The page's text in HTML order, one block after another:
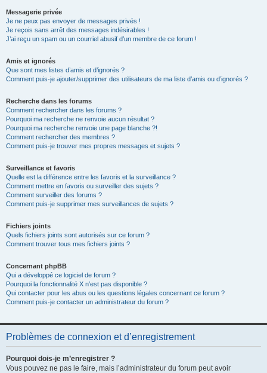
Messagerie privée
Je ne peux pas envoyer de messages privés !
Je reçois sans arrêt des messages indésirables !
J’ai reçu un spam ou un courriel abusif d’un membre de ce forum !
Amis et ignorés
Que sont mes listes d’amis et d’ignorés ?
Comment puis-je ajouter/supprimer des utilisateurs de ma liste d’amis ou d’ignorés ?
Recherche dans les forums
Comment rechercher dans les forums ?
Pourquoi ma recherche ne renvoie aucun résultat ?
Pourquoi ma recherche renvoie une page blanche ?!
Comment rechercher des membres ?
Comment puis-je trouver mes propres messages et sujets ?
Surveillance et favoris
Quelle est la différence entre les favoris et la surveillance ?
Comment mettre en favoris ou surveiller des sujets ?
Comment surveiller des forums ?
Comment puis-je supprimer mes surveillances de sujets ?
Fichiers joints
Quels fichiers joints sont autorisés sur ce forum ?
Comment trouver tous mes fichiers joints ?
Concernant phpBB
Qui a développé ce logiciel de forum ?
Pourquoi la fonctionnalité X n’est pas disponible ?
Qui contacter pour les abus ou les questions légales concernant ce forum ?
Comment puis-je contacter un administrateur du forum ?
Problèmes de connexion et d’enregistrement
Pourquoi dois-je m’enregistrer ?
Vous pouvez ne pas le faire, mais l’administrateur du forum peut avoir